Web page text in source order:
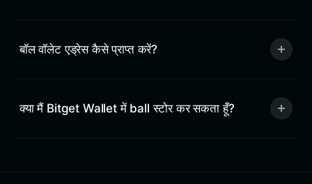
बॉल वॉलेट एड्रेस कैसे प्राप्त करें?
क्या मैं Bitget Wallet में ball स्टोर कर सकता हूँ?